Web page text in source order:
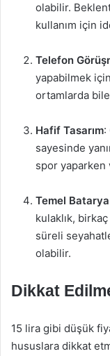
olabilir.
kullanım için
Telefon
yapabilmek
ortamlarda
Hafif Tasarım:
sayesinde
spor
Temel
kulaklık,
süreli
olabilir.
Dikkat
15 lira gibi düşük
hususlara dikkat